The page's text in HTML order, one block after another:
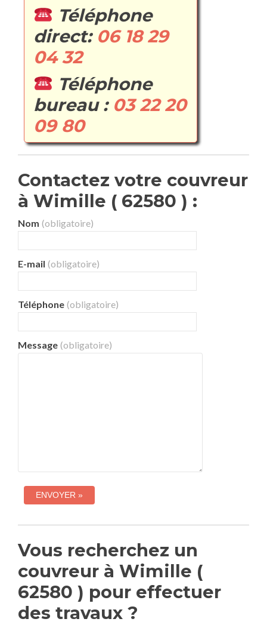
Téléphone
direct: 06 18 29
04 32
Téléphone
bureau : 03 22 20
09 80
Contactez votre couvreur
à Wimille ( 62580 ) :
Nom (obligatoire)
E-mail (obligatoire)
Téléphone (obligatoire)
Message (obligatoire)
Vous recherchez un
couvreur à Wimille (
62580 ) pour effectuer
des travaux ?